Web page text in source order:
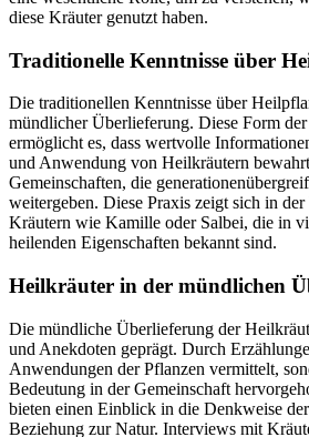
diese Kräuter genutzt haben.
Traditionelle Kenntnisse über
Die traditionellen Kenntnisse über
mündlicher Überlieferung. Diese Form
ermöglicht es, dass wertvolle
und Anwendung von Heilkräutern
Gemeinschaften, die
weitergeben. Diese Praxis zeigt sich in
Kräutern wie Kamille oder Salbei, die in
heilenden Eigenschaften bekannt sind.
Heilkräuter in der mündlichen
Die mündliche Überlieferung der
und Anekdoten geprägt. Durch
Anwendungen der Pflanzen vermittelt,
Bedeutung in der Gemeinschaft
bieten einen Einblick in die Denkweise
Beziehung zur Natur. Interviews mit